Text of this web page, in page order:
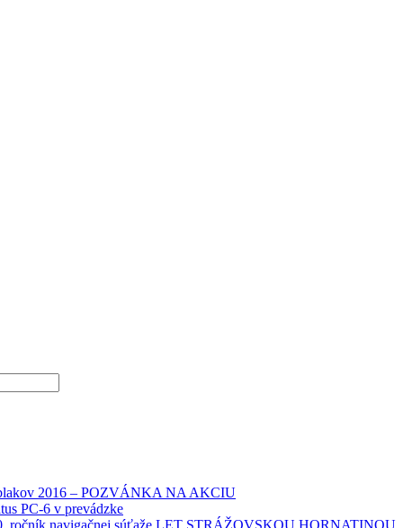
2016 – POZVÁNKA NA AKCIU
PC-6 v prevádzke
ročník navigačnej súťaže LET STRÁŽOVSKOU HORNATINOU